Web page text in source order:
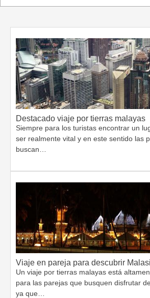
Destacado viaje por tierras malayas
Siempre para los turistas encontrar un
ser realmente vital y en este sentido las
buscan…
Viaje en pareja para descubrir
Un viaje por tierras malayas está
para las parejas que busquen disfrutar
ya que…